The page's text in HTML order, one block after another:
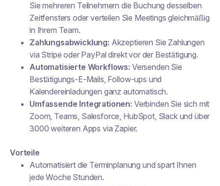
Sie mehreren Teilnehmern die Buchung desselben
Zeitfensters oder verteilen Sie Meetings gleichmäßig
in Ihrem Team.
Zahlungsabwicklung: Akzeptieren Sie Zahlungen
via Stripe oder PayPal direkt vor der Bestätigung.
Automatisierte Workflows: Versenden Sie
Bestätigungs-E-Mails, Follow-ups und
Kalendereinladungen ganz automatisch.
Umfassende Integrationen: Verbinden Sie sich mit
Zoom, Teams, Salesforce, HubSpot, Slack und über
3000 weiteren Apps via Zapier.
Vorteile
Automatisiert die Terminplanung und spart Ihnen
jede Woche Stunden.